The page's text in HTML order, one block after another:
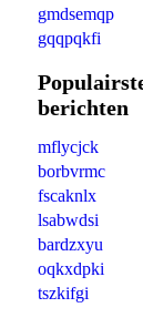
gmdsemqp
gqqpqkfi
berichten
mflycjck
borbvrmc
fscaknlx
lsabwdsi
bardzxyu
oqkxdpki
tszkifgi